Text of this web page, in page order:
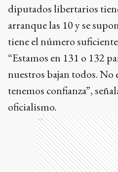
diputados libertarios
arranque las 10 y se
tiene el número
“Estamos en 131 o 132
nuestros bajan todos. No
tenemos confianza”,
oficialismo.
Ads